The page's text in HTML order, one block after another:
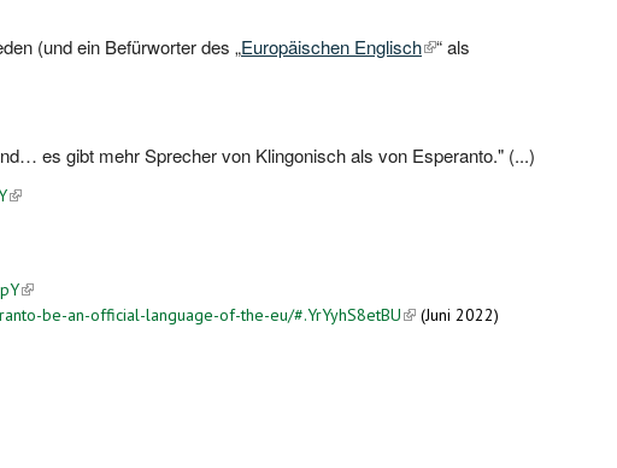
(und ein Befürworter des „Europäischen Englisch(link is external)
“ als
es gibt mehr Sprecher von Klingonisch als von Esperanto." (...)
(link is external)
(link is external)
be-an-official-language-of-the-eu/#.YrYyhS8etBU(link is external)
(Juni 2022)